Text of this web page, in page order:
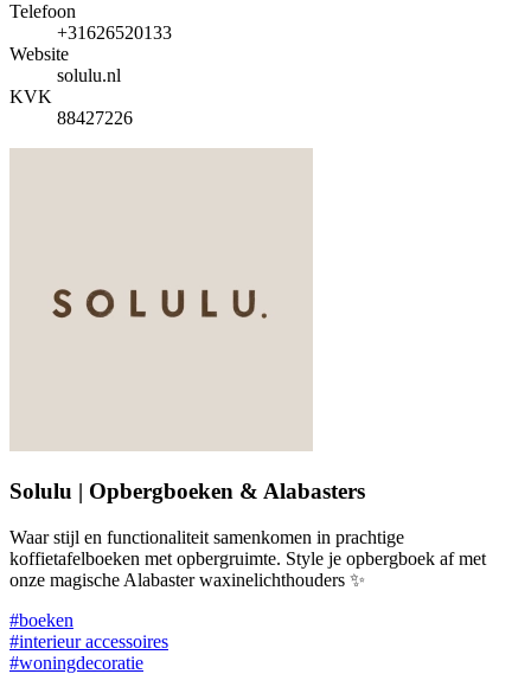
Telefoon
+31626520133
Website
solulu.nl
KVK
88427226
Solulu | Opbergboeken & Alabasters
Waar stijl en functionaliteit samenkomen in prachtige
koffietafelboeken met opbergruimte. Style je opbergboek af met
onze magische Alabaster waxinelichthouders ✨
#boeken
#interieur accessoires
#woningdecoratie